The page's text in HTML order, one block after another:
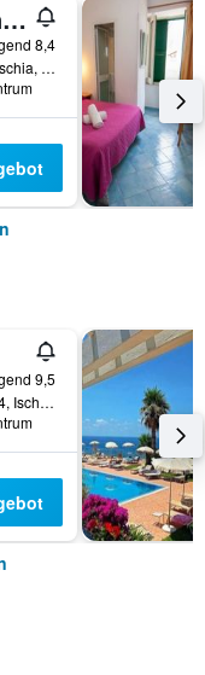
Hotel Internazionale
8,4
Via Acquedotto 33, Ischia, Provinz Neapel, Italien
9,5
Via Merna di Sopra 4, Ischia, Provinz Neapel, Italien